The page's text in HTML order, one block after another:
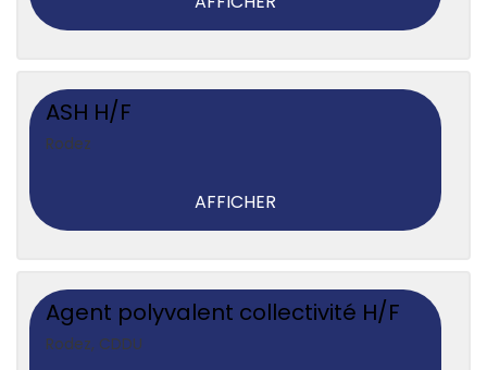
ASH H/F
Rodez
AFFICHER
Agent polyvalent collectivité H/F
Rodez, CDDU